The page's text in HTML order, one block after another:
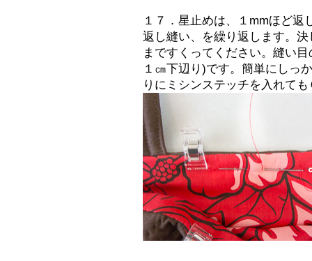
１７．星止めは、１mmほど返
返し縫い、を繰り返します。
まですくってください。縫い
１㎝下辺り)です。簡単にしっ
りにミシンステッチを入れて